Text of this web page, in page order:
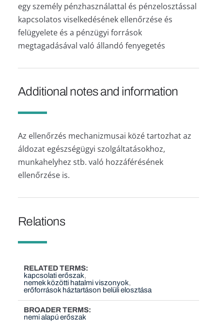
egy személy pénzhasználattal és pénzelosztással
kapcsolatos viselkedésének ellenőrzése és
felügyelete és a pénzügyi források
megtagadásával való állandó fenyegetés
Additional notes and information
Az ellenőrzés mechanizmusai közé tartozhat az
áldozat egészségügyi szolgáltatásokhoz,
munkahelyhez stb. való hozzáférésének
ellenőrzése is.
Relations
RELATED TERMS
kapcsolati erőszak
nemek közötti hatalmi viszonyok
erőforrások háztartáson belüli elosztása
BROADER TERMS
nemi alapú erőszak